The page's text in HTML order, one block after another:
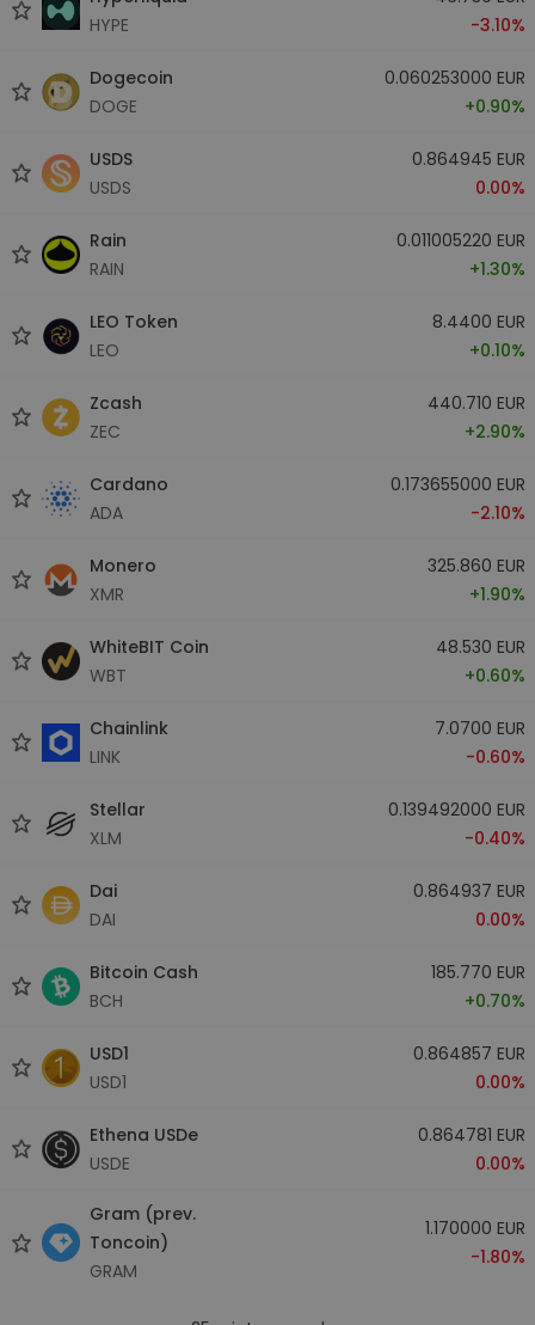
HYPE
-3.10%
Dogecoin
DOGE
0.060253000 EUR
+0.90%
USDS
USDS
0.864945 EUR
0.00%
Rain
RAIN
0.011005220 EUR
+1.30%
LEO Token
LEO
8.4400 EUR
+0.10%
Zcash
ZEC
440.710 EUR
+2.90%
Cardano
ADA
0.173655000 EUR
-2.10%
Monero
XMR
325.860 EUR
+1.90%
WhiteBIT Coin
WBT
48.530 EUR
+0.60%
Chainlink
LINK
7.0700 EUR
-0.60%
Stellar
XLM
0.139492000 EUR
-0.40%
Dai
DAI
0.864937 EUR
0.00%
Bitcoin Cash
BCH
185.770 EUR
+0.70%
USD1
USD1
0.864857 EUR
0.00%
Ethena USDe
USDE
0.864781 EUR
0.00%
Gram (prev.
Toncoin)
GRAM
1.170000 EUR
-1.80%